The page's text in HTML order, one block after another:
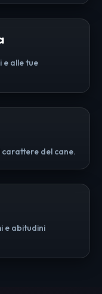
e alle tue
del cane.
e abitudini